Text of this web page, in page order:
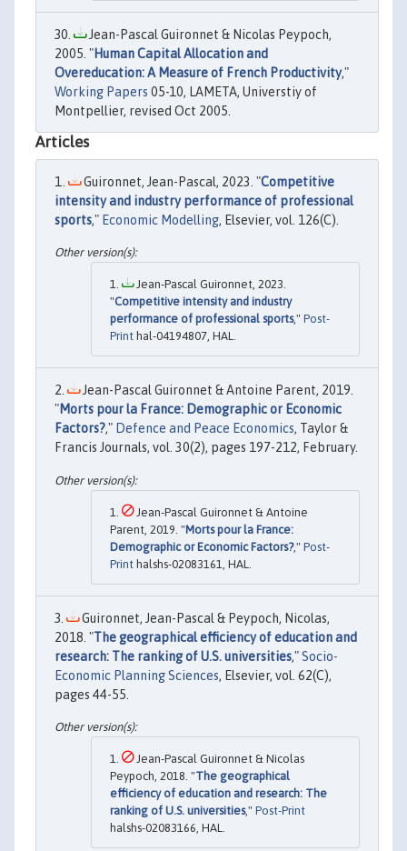
Jean-Pascal Guironnet & Nicolas Peypoch,
2005. "Human Capital Allocation and
Overeducation: A Measure of French Productivity,"
Working Papers 05-10, LAMETA, Universtiy of
Montpellier, revised Oct 2005.
Articles
Guironnet, Jean-Pascal, 2023. "Competitive
intensity and industry performance of professional
sports," Economic Modelling, Elsevier, vol. 126(C).
Jean-Pascal Guironnet, 2023.
"Competitive intensity and industry
performance of professional sports," Post-
Print hal-04194807, HAL.
Jean-Pascal Guironnet & Antoine Parent, 2019.
"Morts pour la France: Demographic or Economic
Factors?," Defence and Peace Economics, Taylor &
Francis Journals, vol. 30(2), pages 197-212, February.
Jean-Pascal Guironnet & Antoine
Parent, 2019. "Morts pour la France:
Demographic or Economic Factors?," Post-
Print halshs-02083161, HAL.
Guironnet, Jean-Pascal & Peypoch, Nicolas,
2018. "The geographical efficiency of education and
research: The ranking of U.S. universities,"Socio-
Economic Planning Sciences, Elsevier, vol. 62(C),
pages 44-55.
Jean-Pascal Guironnet & Nicolas
Peypoch, 2018. "The geographical
efficiency of education and research: The
ranking of U.S. universities," Post-Print
halshs-02083166, HAL.